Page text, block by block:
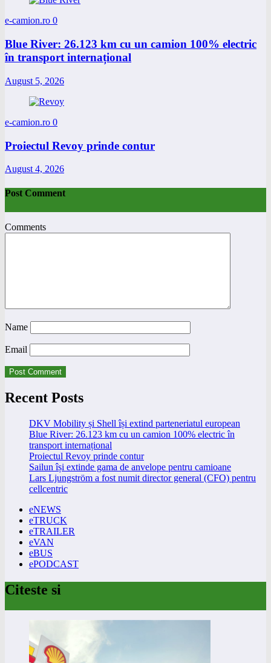
e-camion.ro 0
Blue River: 26.123 km cu un camion 100% electric
în transport internațional
August 5, 2026
e-camion.ro 0
Proiectul Revoy prinde contur
August 4, 2026
Post Comment
Comments
Name
Email
Recent Posts
DKV Mobility și Shell își extind parteneriatul european
Blue River: 26.123 km cu un camion 100% electric în
transport internațional
Proiectul Revoy prinde contur
Sailun își extinde gama de anvelope pentru camioane
Lars Ljungström a fost numit director general (CFO) pentru
cellcentric
eNEWS
eTRUCK
eTRAILER
eVAN
eBUS
ePODCAST
Citeste si